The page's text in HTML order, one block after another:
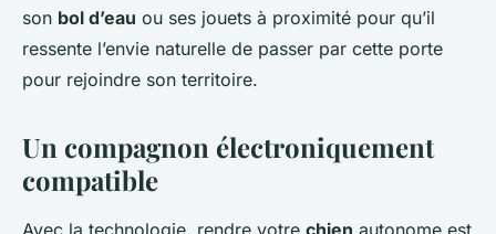
son bol d’eau ou ses jouets à proximité pour qu’il
ressente l’envie naturelle de passer par cette porte
pour rejoindre son territoire.
Un compagnon électroniquement
compatible